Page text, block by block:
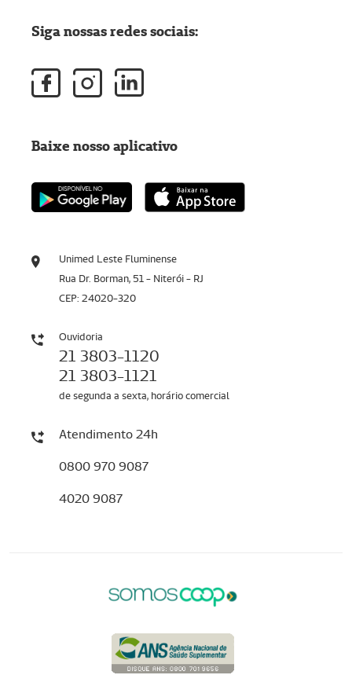
Unimed Leste Fluminense
Rua Dr. Borman, 51 - Niterói - RJ
CEP: 24020-320
Ouvidoria
21 3803-1120
21 3803-1121
de segunda a sexta, horário comercial
Atendimento 24h
0800 970 9087
4020 9087
Siga nossas redes sociais:
Baixe nosso aplicativo